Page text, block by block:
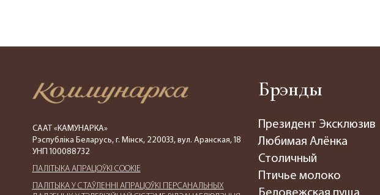
СААТ «КАМУНАРКА»
Рэспубліка Беларусь, г. Мінск, 220033, вул. Аранская, 18
УНП 100088732
ПАЛIТЫКА АПРАЦОЎКІ COOKIE
ПАЛIТЫКА У СТАЎЛЕННІ АПРАЦОЎКІ ПЕРСАНАЛЬНЫХ
Брэнды
Президент Эксклюзив
Любимая Алёнка
Столичный
Птичье молоко